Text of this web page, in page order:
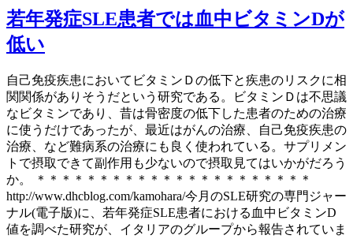
若年発症SLE患者では血中ビタミンDが
低い
自己免疫疾患においてビタミンＤの低下と疾患のリスクに相
関関係がありそうだという研究である。ビタミンＤは不思議
なビタミンであり、昔は骨密度の低下した患者のための治療
に使うだけであったが、最近はがんの治療、自己免疫疾患の
治療、など難病系の治療にも良く使われている。サプリメン
トで摂取できて副作用も少ないので摂取見てはいかがだろう
か。 ＊＊＊＊＊＊＊＊＊＊＊＊＊＊＊＊＊＊＊＊＊＊
http://www.dhcblog.com/kamohara/今月のSLE研究の専門ジャー
ナル(電子版)に、若年発症SLE患者における血中ビタミンD
値を調べた研究が、イタリアのグループから報告されていま